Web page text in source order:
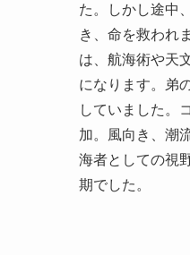
た。しかし途中
き、命を救われ
は、航海術や天
になります。弟
していました。
加。風向き、潮
海者としての視
期でした。